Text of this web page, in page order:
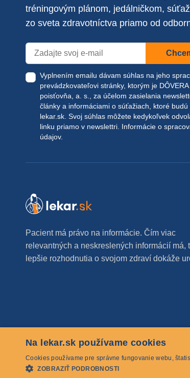
tréningovým plánom, jedálničkom,
zo sveta zdravotníctva priamo od
Vyplnením emailu dávam súhlas na jeho
prevádzkovateľovi stránky, ktorým je
poisťovňa, a. s., za účelom zasielania
články a informáciami o súťažiach, ktoré
lekar.sk . Svoj súhlas môžete kedykoľvek
linku priamo v newslettri. Informácie o
údajov.
Pacient má právo na informácie. Čím viac
relevantných a neskreslených informácií má,
lepšie rozhodnutia o svojom zdraví dokáže
© 2026 lekar.sk Všetky práva vyhradené
Na lekar.sk používame cookies
Cookies používame pre správne fungovanie webu,
ZOBRAZIŤ PODROBNOSTI